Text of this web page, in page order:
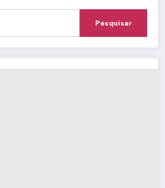
Pesquisar